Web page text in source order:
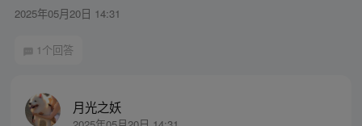
2025年05月20日 14:31
1个回答
月光之妖